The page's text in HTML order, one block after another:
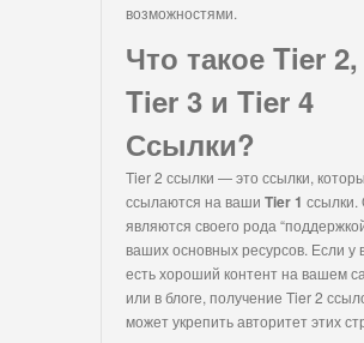
возможностями.
Что такое Tier 2,
Tier 3 и Tier 4
Ссылки?
Tier 2 ссылки — это ссылки,
ссылаются на ваши Tier 1 ссылки.
являются своего рода
ваших основных ресурсов. Если у
есть хороший контент на вашем
или в блоге, получение Tier 2
может укрепить авторитет этих